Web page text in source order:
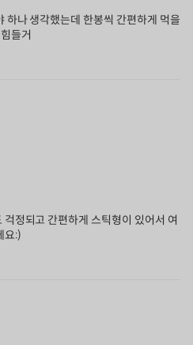
하나 생각했는데 한봉씩 간편하게 먹을
들거
정되고 간편하게 스틱형이 있어서 여
요:)